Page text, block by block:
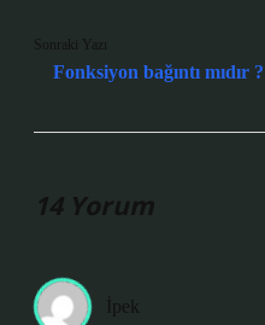
Sonraki Yazı
Fonksiyon bağıntı mıdır ?
14 Yorum
İpek